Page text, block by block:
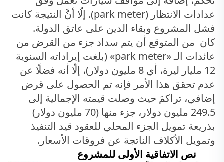
عدادات الانتظار (park meter). إلّا أنَّ النتيجة كانت
فشل المشروع وبقاء الدين على عاتق الدولة.
كان من المتوقع أن يتم سداد جزء من القرض من
عائدات الـ «park meter» (بلغت إيراداته السنوية
12 مليار ليرة، أي 8 مليون دولار)، إلّا أنه فضلًا عن
عدم تحقق هذا الأمر فإنه تم الحصول على قرض
إضافي، تراكمَ حيث وصلت قيمته الإجمالية إلى
249.5 مليون دولار، جزء منها (70 مليون دولار)
بذريعة تمويل الجزء المحلي للعقود قيد التنفيذ
وتمويل الأكلاف الناتجة عن فروقات الأسعار.
نص الاتفاقية الأولى للمشروع